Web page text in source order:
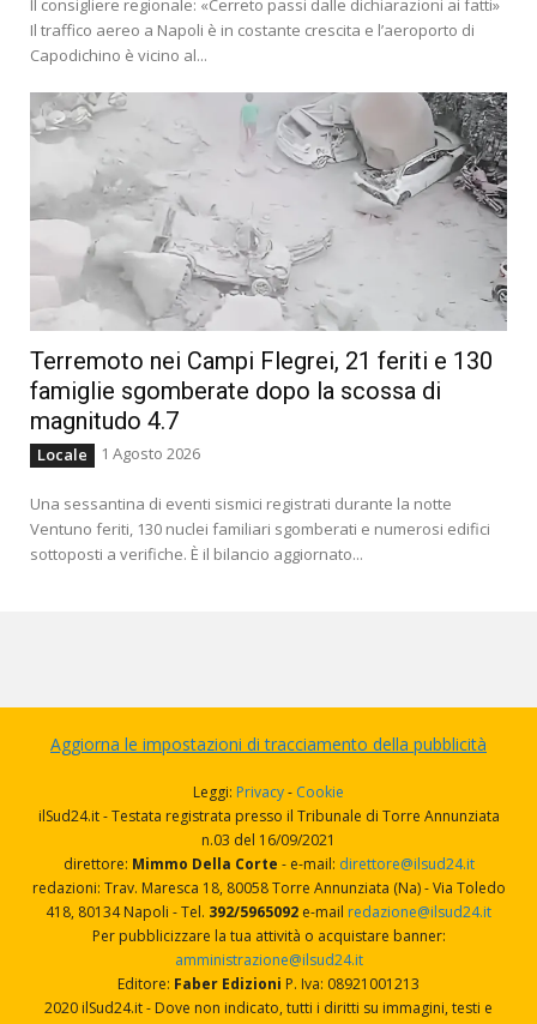
Il traffico aereo a Napoli è in costante crescita e l’aeroporto di
Capodichino è vicino al...
Terremoto nei Campi Flegrei, 21 feriti e 130
famiglie sgomberate dopo la scossa di
magnitudo 4.7
Locale 1 Agosto 2026
Una sessantina di eventi sismici registrati durante la notte
Ventuno feriti, 130 nuclei familiari sgomberati e numerosi edifici
sottoposti a verifiche. È il bilancio aggiornato...
Aggiorna le impostazioni di tracciamento della pubblicità
Leggi: Privacy- Cookie
ilSud24.it - Testata registrata presso il Tribunale di Torre Annunziata
n.03 del 16/09/2021
direttore: Mimmo Della Corte - e-mail: direttore@ilsud24.it
redazioni: Trav. Maresca 18, 80058 Torre Annunziata (Na) - Via Toledo
418, 80134 Napoli - Tel. 392/5965092 e-mail redazione@ilsud24.it
Per pubblicizzare la tua attività o acquistare banner:
amministrazione@ilsud24.it
Editore: Faber Edizioni P. Iva: 08921001213
2020 ilSud24.it - Dove non indicato, tutti i diritti su immagini, testi e